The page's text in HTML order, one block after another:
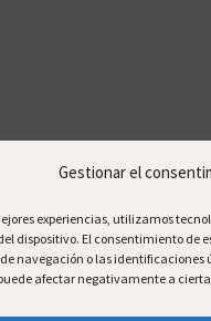
Gestionar el
experiencias, utilizamos
dispositivo. El consentimiento de
navegación o las identificaciones
afectar negativamente a